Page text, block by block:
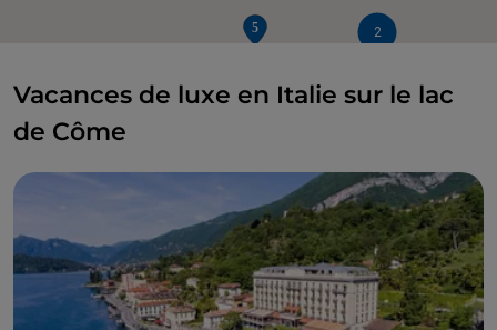
2
Vacances de luxe en Italie sur le lac
de Côme